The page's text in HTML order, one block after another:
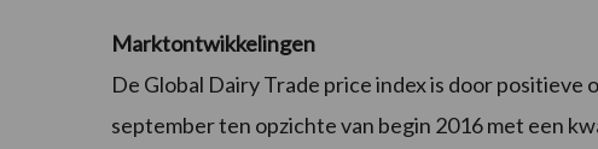
Marktontwikkelingen
De Global Dairy Trade price index is door positieve
september ten opzichte van begin 2016 met een